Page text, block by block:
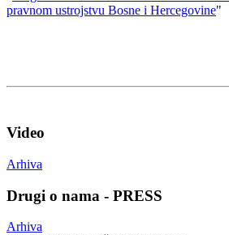
pravnom ustrojstvu Bosne i Hercegovine"
Video
Arhiva
Drugi o nama - PRESS
Arhiva